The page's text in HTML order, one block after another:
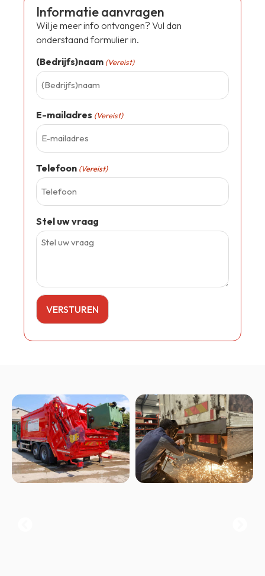
Informatie aanvragen
Wil je meer info ontvangen? Vul dan
onderstaand formulier in.
(Bedrijfs)naam (Vereist)
E-mailadres (Vereist)
Telefoon (Vereist)
Stel uw vraag